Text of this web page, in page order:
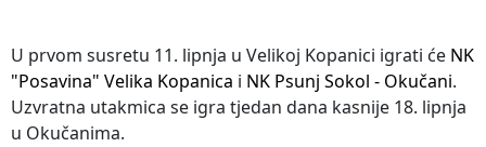
U prvom susretu 11. lipnja u Velikoj Kopanici igrati će NK
"Posavina" Velika Kopanica i NK Psunj Sokol - Okučani.
Uzvratna utakmica se igra tjedan dana kasnije 18. lipnja
u Okučanima.